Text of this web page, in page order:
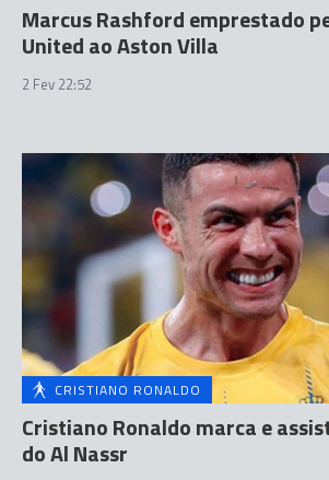
Marcus Rashford emprestado
United ao Aston Villa
2 Fev 22:52
CRISTIANO RONALDO
Cristiano Ronaldo marca e
do Al Nassr